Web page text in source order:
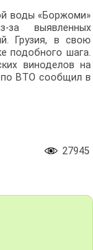
воды «Боржоми»
выявленных
Грузия, в свою
подобного шага.
виноделов на
по ВТО сообщил в
27945